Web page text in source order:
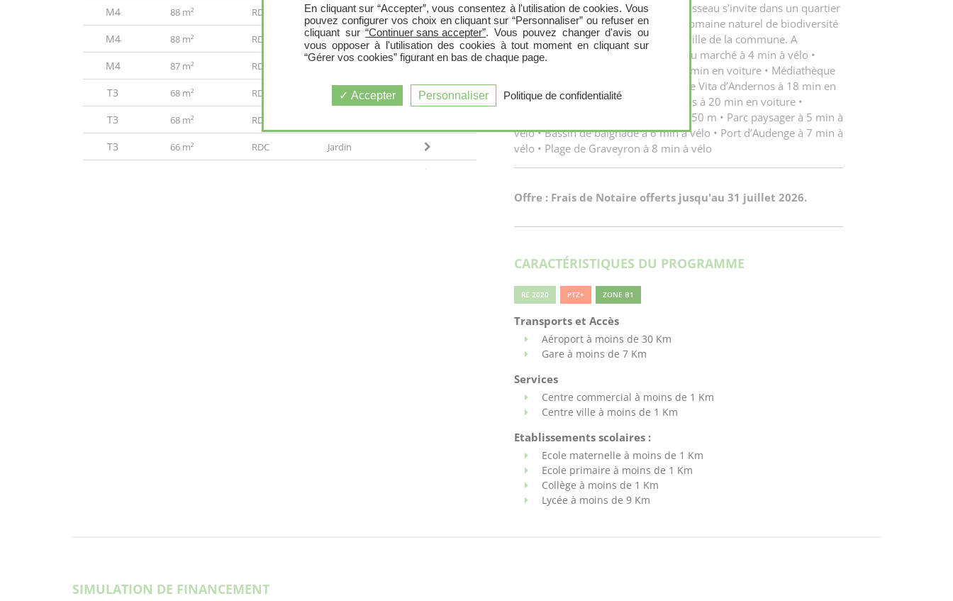
M4 88 m² RDC Jardin
M4 88 m² RDC Jardin
M4 87 m² RDC
T3 68 m² RDC Jardin
T3 68 m² RDC
T3 66 m² RDC Jardin
incontournables. Le Domaine du Ruisseau s’invite dans un quartier
très paisible, à mi-chemin entre le domaine naturel de biodiversité
de Certes et Graveyron et le centre-ville de la commune. A
proximité, vous trouverez : • Place du marché à 4 min à vélo •
Centre commercial de Biganos à 18 min en voiture • Médiathèque
à 850 m • Cinéma et théâtre La Dolce Vita d’Andernos à 18 min en
voiture • Casino Le Miami d’Andernos à 20 min en voiture •
Domaine de Certes et Graveyron à 850 m • Parc paysager à 5 min à
vélo • Bassin de baignade à 6 min à vélo • Port d’Audenge à 7 min à
vélo • Plage de Graveyron à 8 min à vélo
Offre : Frais de Notaire offerts jusqu'au 31 juillet 2026.
CARACTÉRISTIQUES DU PROGRAMME
RE 2020 PTZ+ ZONE B1
Transports et Accès
Aéroport à moins de 30 Km
Gare à moins de 7 Km
Services
Centre commercial à moins de 1 Km
Centre ville à moins de 1 Km
Etablissements scolaires :
Ecole maternelle à moins de 1 Km
Ecole primaire à moins de 1 Km
Collège à moins de 1 Km
Lycée à moins de 9 Km
SIMULATION DE FINANCEMENT
En cliquant sur “Accepter”, vous consentez à l'utilisation de cookies. Vous
pouvez configurer vos choix en cliquant sur “Personnaliser” ou refuser en
cliquant sur“Continuer sans accepter”. Vous pouvez changer d'avis ou
vous opposer à l'utilisation des cookies à tout moment en cliquant sur
“Gérer vos cookies” figurant en bas de chaque page.
Accepter Personnaliser Politique de confidentialité